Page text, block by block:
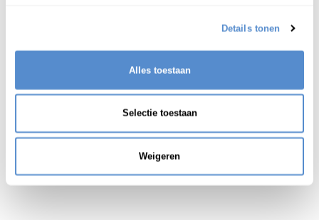
Details tonen
Alles toestaan
Selectie toestaan
Weigeren